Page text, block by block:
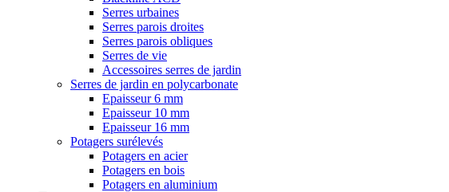
Serres urbaines
Serres parois droites
Serres parois obliques
Serres de vie
Accessoires serres de jardin
Serres de jardin en polycarbonate
Epaisseur 6 mm
Epaisseur 10 mm
Epaisseur 16 mm
Potagers surélevés
Potagers en acier
Potagers en bois
Potagers en aluminium